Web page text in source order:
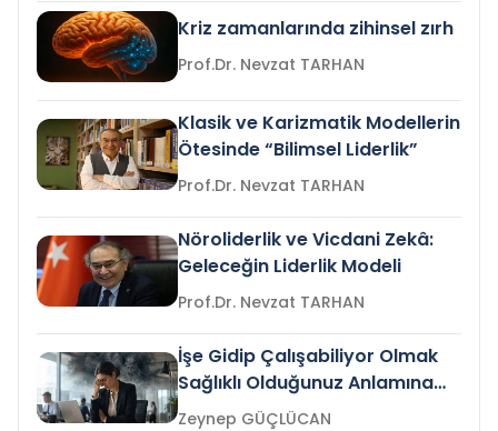
Kriz zamanlarında zihinsel zırh
Prof.Dr. Nevzat TARHAN
Klasik ve Karizmatik Modellerin
Ötesinde “Bilimsel Liderlik”
Prof.Dr. Nevzat TARHAN
Nöroliderlik ve Vicdani Zekâ:
Geleceğin Liderlik Modeli
Prof.Dr. Nevzat TARHAN
İşe Gidip Çalışabiliyor Olmak
Sağlıklı Olduğunuz Anlamına
Gelir mi?Zeynep GÜÇLÜCAN